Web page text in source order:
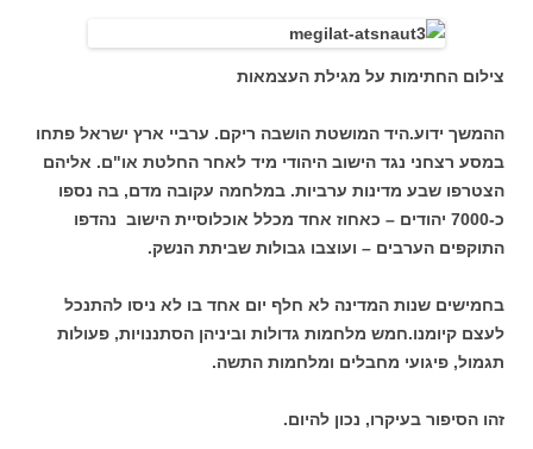
צילום החתימות על מגילת העצמאות
ההמשך ידוע.היד המושטת הושבה ריקם. ערביי ארץ ישראל פתחו
במסע רצחני נגד הישוב היהודי מיד לאחר החלטת או"ם. אליהם
הצטרפו שבע מדינות ערביות. במלחמה עקובה מדם, בה נספו
כ-7000 יהודים – כאחוז אחד מכלל אוכלוסיית הישוב נהדפו
התוקפים הערבים – ועוצבו גבולות שביתת הנשק.
בחמישים שנות המדינה לא חלף יום אחד בו לא ניסו להתנכל
לעצם קיומנו.חמש מלחמות גדולות וביניהן הסתננויות, פעולות
תגמול, פיגועי מחבלים ומלחמות התשה.
זהו הסיפור בעיקרו, נכון להיום.